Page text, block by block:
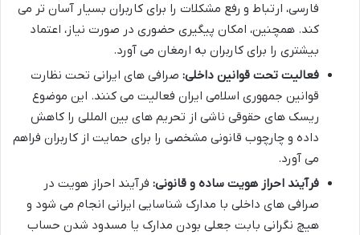
فارسی، ارتباط و رفع مشکلات را برای کاربران بسیار آسان تر می
کند. همچنین، امکان پیگیری حضوری در صورت نیاز، اعتماد
بیشتری را برای کاربران به ارمغان می آورد.
فعالیت تحت قوانین داخلی: صرافی های ایرانی تحت نظارت
قوانین جمهوری اسلامی ایران فعالیت می کنند. این موضوع
ریسک های حقوقی ناشی از تحریم های بین المللی را کاهش
داده و چارچوب قانونی مشخصی را برای حمایت از کاربران فراهم
می آورد.
فرآیند احراز هویت ساده و قانونی: فرآیند احراز هویت در
صرافی های داخلی با مدارک شناسایی ایرانی انجام می شود و
هیچ نگرانی بابت جعلی بودن مدارک یا مسدود شدن حساب